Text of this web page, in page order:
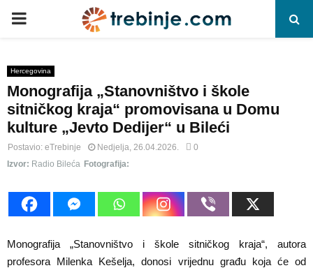
P
I
M
A
R
Y
Hercegovina
Monografija „Stanovništvo i škole
sitničkog kraja“ promovisana u Domu
kulture „Jevto Dedijer“ u Bileći
Postavio: eTrebinje Nedjelja, 26.04.2026.
0
Izvor: Radio Bileća Fotografija:
Monografija „Stanovništvo i škole sitničkog kraja“, autora
profesora Milenka Kešelja, donosi vrijednu građu koja će od